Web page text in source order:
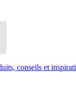
conseils et